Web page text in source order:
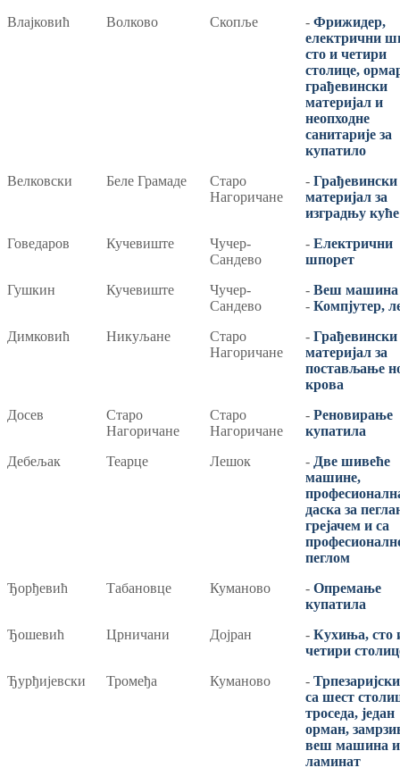
Влајковић Волково Скопље - Фрижидер,
електрични
сто и четири
столице,
грађевински
материјал и
неопходне
санитарије за
купатило
Велковски
Беле Грамаде
Старо
Нагоричане
- Грађевински
материјал за
изградњу куће
Говедаров
Кучевиште
Чучер-
Сандево
- Електрични
шпорет
Гушкин
Кучевиште
Чучер-
Сандево
- Веш машина
- Компјутер,
Димковић
Никуљане
Старо
Нагоричане
- Грађевински
материјал за
постављање
крова
Досев
Старо
Нагоричане
Старо
Нагоричане
- Реновирање
купатила
Дебељак
Теарце Лешок - Две шивеће
машине,
даска за
грејачем и са
пеглом
Ђорђевић
Табановце Куманово - Опремање
купатила
Ђошевић
Црничани Дојран - Кухиња, сто
четири
Ђурђијевски
Тромеђа Куманово -
са шест
троседа, један
орман,
веш машина и
ламинат